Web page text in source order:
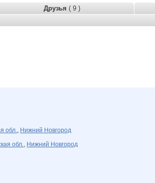
Друзья ( 9 )
обл., Нижний Новгород
обл., Нижний Новгород